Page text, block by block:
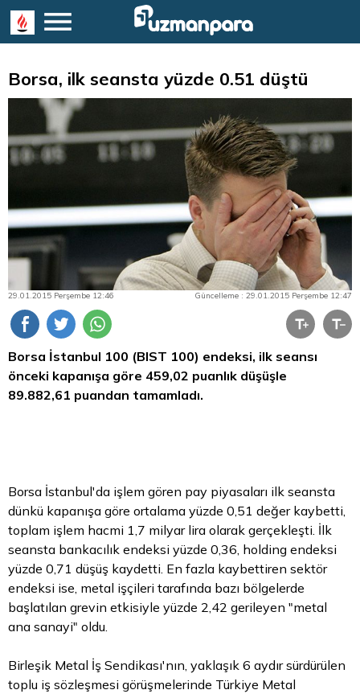
Borsa, ilk seansta yüzde 0.51 düştü
29.01.2015 Perşembe 12:46 Güncelleme : 29.01.2015 Perşembe 12:47
Borsa İstanbul 100 (BIST 100) endeksi, ilk seansı
önceki kapanışa göre 459,02 puanlık düşüşle
89.882,61 puandan tamamladı.
Borsa İstanbul'da işlem gören pay piyasaları ilk seansta
dünkü kapanışa göre ortalama yüzde 0,51 değer kaybetti,
toplam işlem hacmi 1,7 milyar lira olarak gerçekleşti. İlk
seansta bankacılık endeksi yüzde 0,36, holding endeksi
yüzde 0,71 düşüş kaydetti. En fazla kaybettiren sektör
endeksi ise, metal işçileri tarafında bazı bölgelerde
başlatılan grevin etkisiyle yüzde 2,42 gerileyen "metal
ana sanayi" oldu.
Birleşik Metal İş Sendikası'nın, yaklaşık 6 aydır sürdürülen
toplu iş sözleşmesi görüşmelerinde Türkiye Metal